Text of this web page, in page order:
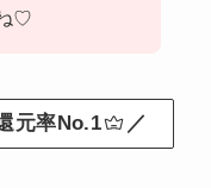
♡
元率No.1 ／